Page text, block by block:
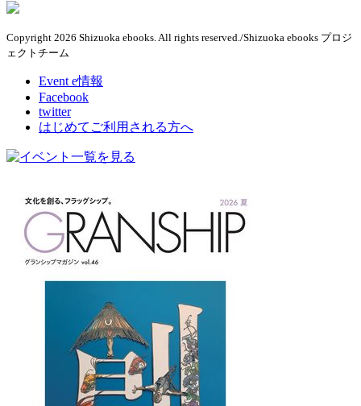
Copyright 2026 Shizuoka ebooks. All rights reserved./Shizuoka ebooks プロジ
ェクトチーム
Event e情報
Facebook
twitter
はじめてご利用される方へ